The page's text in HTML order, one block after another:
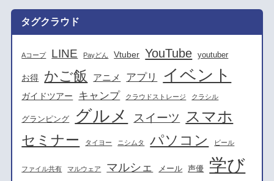
タグクラウド
Aコープ LINE Payどん Vtuber YouTube youtuber
お得 かご飯 アニメ アプリ イベント
ガイドツアー キャンプ クラウドストレージ クラシル
グランピング グルメ スイーツ スマホ
セミナー タイヨー ニシムタ パソコン ビール
ファイル共有 マルウェア マルシェ メール 声優 学び